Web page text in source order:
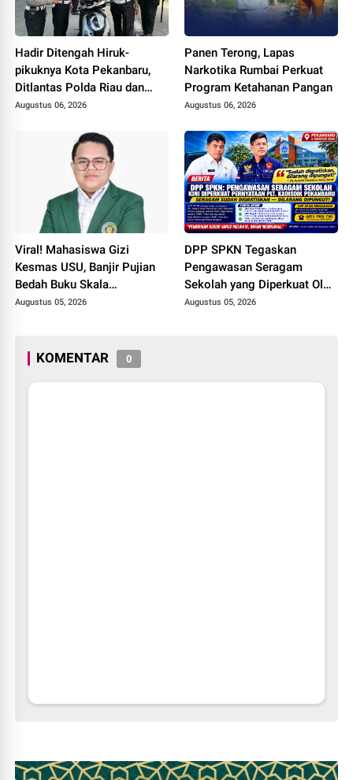
Hadir Ditengah Hiruk-
pikuknya Kota Pekanbaru,
Ditlantas Polda Riau dan
Polantas KARIB Kobarkan
Nasionalisme dan Green
Policing Jelang HUT RI Ke-
Augustus 06, 2026
Panen Terong, Lapas
Narkotika Rumbai Perkuat
Program Ketahanan Pangan
Augustus 06, 2026
Viral! Mahasiswa Gizi
Kesmas USU, Banjir Pujian
Bedah Buku Skala
International dari 70 Ribu
Augustus 05, 2026
DPP SPKN Tegaskan
Pengawasan Seragam
Sekolah yang Diperkuat Oleh
Peryataan Plt. KADISDIK
Augustus 05, 2026
KOMENTAR 0